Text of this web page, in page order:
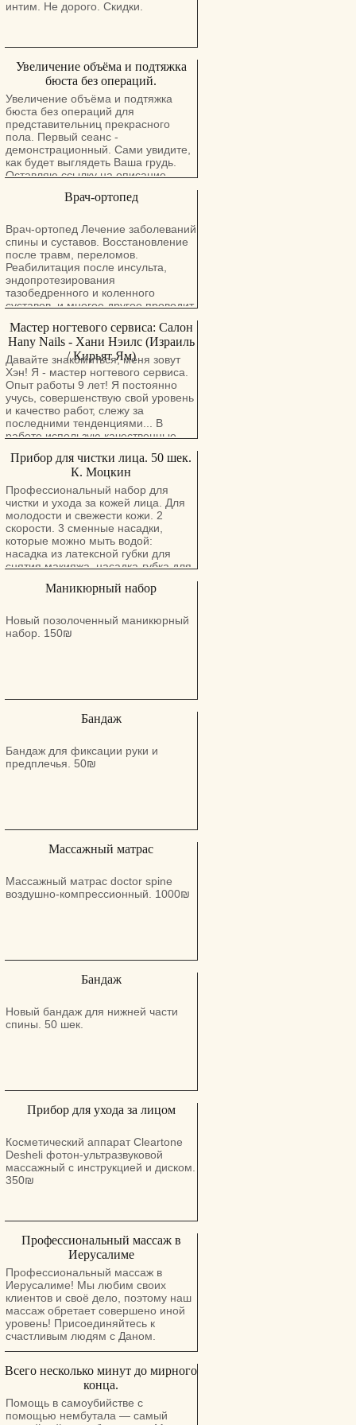
женщин любого возраста ! звонить
для записи - Катя ( тренер ) 053-
интим. Не дорого. Скидки.
Увеличение объёма и подтяжка
бюста без операций.
Увеличение объёма и подтяжка
бюста без операций для
представительниц прекрасного
пола. Первый сеанс -
демонстрационный. Сами увидите,
как будет выглядеть Ваша грудь.
Оставляю ссылку на описание
Врач-ортопед
Врач-ортопед Лечение заболеваний
спины и суставов. Восстановление
после травм, переломов.
Реабилитация после инсульта,
эндопротезирования
тазобедренного и коленного
суставов, и многое другое проводит
травматологии и ортопедии.
Методы лечения-лечебный массаж
, мануальная терапия,
физиотерапия ( ультразвук,
электрофорез, квантовая терапия,
парафин), медикаментозное
лечение. Возможен выезд на дом.
Консультация бесплатно. Тел:
0546605797
Мастер ногтевого сервиса: Салон
Hany Nails - Хани Нэилс (Израиль
/ Кирьят Ям)
Давайте знакомиться, меня зовут
Хэн! Я - мастер ногтевого сервиса.
Опыт работы 9 лет! Я постоянно
учусь, совершенствую свой уровень
и качество работ, слежу за
последними тенденциями... В
работе использую качественные
насчитывает более 200 цветов! Я
работаю во многих "ручных"
техниках: рисую, инкрустирую ногти
стразами и декоративными
элементами, и т.д. В арсенале
также есть слайдер-дизайны,
стемпинг, фольга. Как правило, я
выполняю любой каприз клиента.
Большое внимание уделяю
стадии дезинфекции и
каждого клиента. Я хочу, чтобы
идеальные ногти носила каждая
Женщина! Мастер ногтевого
Прибор для чистки лица. 50 шек.
К. Моцкин
Профессиональный набор для
чистки и ухода за кожей лица. Для
молодости и свежести кожи. 2
скорости. 3 сменные насадки,
которые можно мыть водой:
насадка из латексной губки для
снятия макияжа, насадка-губка для
насадка-щетка для бережной
Маникюрный набор
Новый позолоченный маникюрный
набор. 150₪
Бандаж
Бандаж для фиксации руки и
предплечья. 50₪
Массажный матрас
Массажный матрас doctor spine
воздушно-компрессионный. 1000₪
Бандаж
Новый бандаж для нижней части
спины. 50 шек.
Прибор для ухода за лицом
Косметический аппарат Cleartone
Desheli фотон-ультразвуковой
массажный с инструкцией и диском.
350₪
Профессиональный массаж в
Иерусалиме
Профессиональный массаж в
Иерусалиме! Мы любим своих
клиентов и своё дело, поэтому наш
массаж обретает совершено иной
уровень! Присоединяйтесь к
счастливым людям с Даном.
Всего несколько минут до мирного
конца.
Помощь в самоубийстве с
помощью нембутала — самый